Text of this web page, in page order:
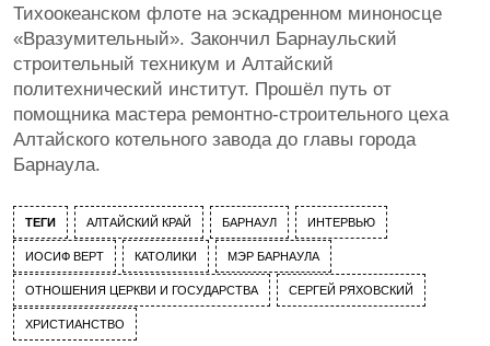
Тихоокеанском флоте на эскадренном миноносце
«Вразумительный». Закончил Барнаульский
строительный техникум и Алтайский
политехнический институт. Прошёл путь от
помощника мастера ремонтно-строительного цеха
Алтайского котельного завода до главы города
Барнаула.
ТЕГИ АЛТАЙСКИЙ КРАЙ БАРНАУЛ ИНТЕРВЬЮ
ИОСИФ ВЕРТ КАТОЛИКИ МЭР БАРНАУЛА
ОТНОШЕНИЯ ЦЕРКВИ И ГОСУДАРСТВА СЕРГЕЙ РЯХОВСКИЙ
ХРИСТИАНСТВО